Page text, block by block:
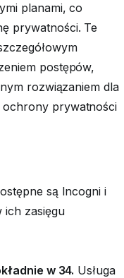
planami, co
prywatności. Te
postępów,
rozwiązaniem dla
prywatności
są Incogni i
ich zasięgu
w 34. Usługa